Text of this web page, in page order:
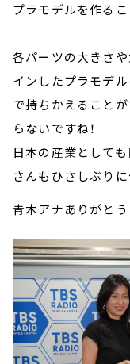
プラモデルを作るこ
各パーツの大きさや
インしたプラモデ
で持ちかえること
らないですね！
日本の産業として
さんもひさしぶり
青木アナありがとう